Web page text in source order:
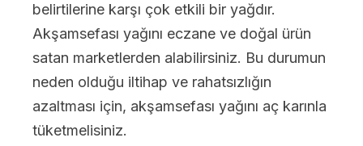
belirtilerine karşı çok etkili bir yağdır.
Akşamsefası yağını eczane ve doğal ürün
satan marketlerden alabilirsiniz. Bu durumun
neden olduğu iltihap ve rahatsızlığın
azaltması için, akşamsefası yağını aç karınla
tüketmelisiniz.